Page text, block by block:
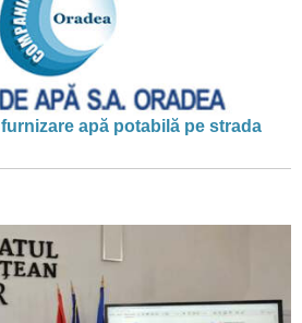
apă potabilă pe strada